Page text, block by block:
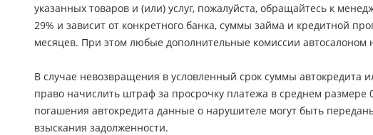
указанных товаров и (или) услуг, пожалуйста, обращайтесь к
29% и зависит от конкретного банка, суммы займа и кредитной
месяцев. При этом любые дополнительные комиссии автосалоном
В случае невозвращения в условленный срок суммы автокредита
право начислить штраф за просрочку платежа в среднем
погашения автокредита данные о нарушителе могут быть
взыскания задолженности.